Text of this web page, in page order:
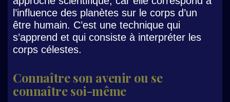
l’influence des planètes sur le corps d’un
être humain. C’est une technique qui
s’apprend et qui consiste à interpréter les
corps célestes.
Connaître son avenir ou se
connaître soi-même